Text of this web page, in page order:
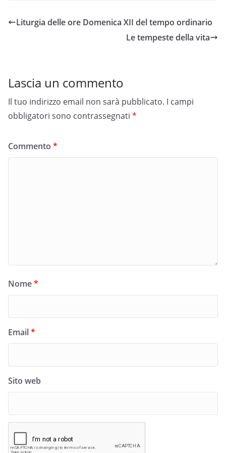
Liturgia delle ore Domenica XII del tempo ordinario
Le tempeste della vita
Lascia un commento
Il tuo indirizzo email non sarà pubblicato. I campi
obbligatori sono contrassegnati *
Commento *
Nome*
Email*
Sito web